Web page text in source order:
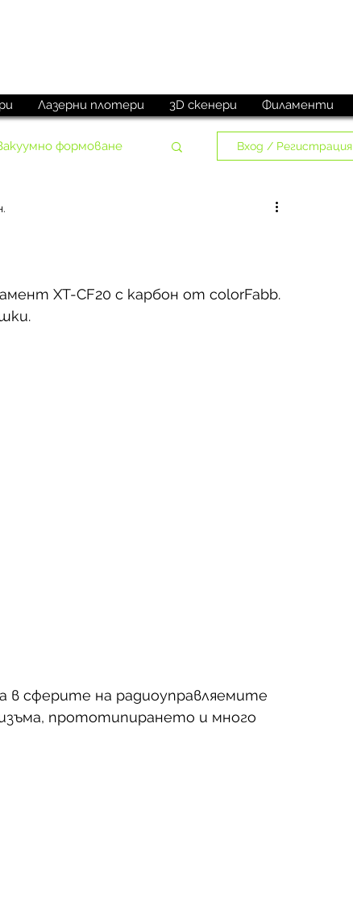
Лазерни плотери 3D скенери Филаменти
формоване Вход / Регистрация
XT-CF20 с карбон от colorFabb.
в сферите на радиоуправляемите
прототипирането и много